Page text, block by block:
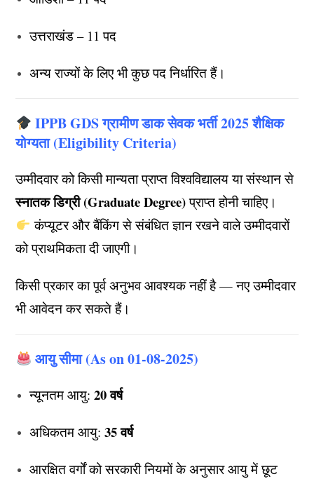
उत्तराखंड – 11 पद
अन्य राज्यों के लिए भी कुछ पद निर्धारित हैं।
IPPB GDS ग्रामीण डाक सेवक भर्ती 2025 शैक्षिक
योग्यता (Eligibility Criteria)
उम्मीदवार को किसी मान्यता प्राप्त विश्वविद्यालय या संस्थान से
स्नातक डिग्री (Graduate Degree)प्राप्त होनी चाहिए।
कंप्यूटर और बैंकिंग से संबंधित ज्ञान रखने वाले उम्मीदवारों
को प्राथमिकता दी जाएगी।
किसी प्रकार का पूर्व अनुभव आवश्यक नहीं है — नए उम्मीदवार
भी आवेदन कर सकते हैं।
आयु सीमा (As on 01-08-2025)
न्यूनतम आयु:20 वर्ष
अधिकतम आयु:35 वर्ष
आरक्षित वर्गों को सरकारी नियमों के अनुसार आयु में छूट